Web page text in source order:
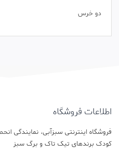
دو خرس
اطلاعات فروشگاه
فروشگاه اینترنتی سبزآبی، نمایندگی
کودک برندهای تیک تاک و برگ سبز